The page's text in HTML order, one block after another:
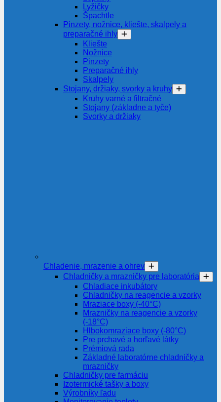
Lyžičky
Špachtle
Pinzety, nožnice, kliešte, skalpely a
preparačné ihly
Kliešte
Nožnice
Pinzety
Preparačné ihly
Skalpely
Stojany, držiaky, svorky a kruhy
Kruhy varné a filtračné
Stojany (základne a tyče)
Svorky a držiaky
Chladenie, mrazenie a ohrev
Chladničky a mrazničky pre laboratória
Chladiace inkubátory
Chladničky na reagencie a vzorky
Mraziace boxy (-40°C)
Mrazničky na reagencie a vzorky
(-18°C)
Hlbokomraziace boxy (-80°C)
Pre prchavé a horľavé látky
Prémiová rada
Základné laboratórne chladničky a
mrazničky
Chladničky pre farmáciu
Izotermické tašky a boxy
Výrobníky ľadu